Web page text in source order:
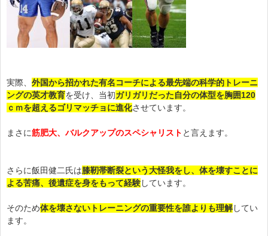
実際、 外国から招かれた有名コーチによる最先端の科学的トレーニ
ングの英才教育を受け、当初ガリガリだった自分の体型を胸囲120
ｃｍを超えるゴリマッチョに進化させています。
まさに筋肥大、バルクアップのスペシャリスト と言えます。
さらに飯田健二氏は膝靭帯断裂という大怪我をし、体を壊すことに
よる苦痛、後遺症を身をもって経験しています。
そのため体を壊さないトレーニングの重要性を誰よりも理解してい
ます。